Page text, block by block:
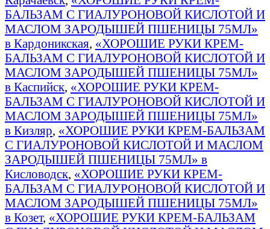
БАЛЬЗАМ С ГИАЛУРОНОВОЙ КИСЛОТОЙ И
МАСЛОМ ЗАРОДЫШЕЙ ПШЕНИЦЫ 75МЛ»
в Кардоникская, «ХОРОШИЕ РУКИ КРЕМ-
БАЛЬЗАМ С ГИАЛУРОНОВОЙ КИСЛОТОЙ И
МАСЛОМ ЗАРОДЫШЕЙ ПШЕНИЦЫ 75МЛ»
в Каспийск, «ХОРОШИЕ РУКИ КРЕМ-
БАЛЬЗАМ С ГИАЛУРОНОВОЙ КИСЛОТОЙ И
МАСЛОМ ЗАРОДЫШЕЙ ПШЕНИЦЫ 75МЛ»
в Кизляр, «ХОРОШИЕ РУКИ КРЕМ-БАЛЬЗАМ
С ГИАЛУРОНОВОЙ КИСЛОТОЙ И МАСЛОМ
ЗАРОДЫШЕЙ ПШЕНИЦЫ 75МЛ» в
Кисловодск, «ХОРОШИЕ РУКИ КРЕМ-
БАЛЬЗАМ С ГИАЛУРОНОВОЙ КИСЛОТОЙ И
МАСЛОМ ЗАРОДЫШЕЙ ПШЕНИЦЫ 75МЛ»
в Козет, «ХОРОШИЕ РУКИ КРЕМ-БАЛЬЗАМ